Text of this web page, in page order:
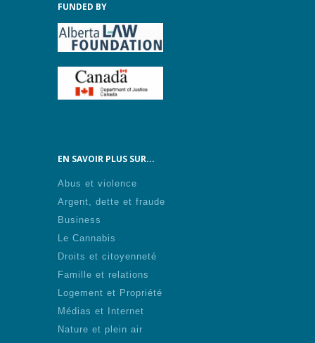
FUNDED BY
EN SAVOIR PLUS SUR...
Abus et violence
Argent, dette et fraude
Business
Le Cannabis
Droits et citoyenneté
Famille et relations
Logement et Propriété
Médias et Internet
Nature et plein air